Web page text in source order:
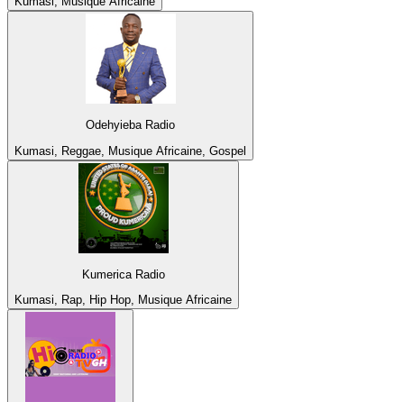
Odehyieba Radio
Kumasi, Reggae, Musique Africaine, Gospel
Kumerica Radio
Kumasi, Rap, Hip Hop, Musique Africaine